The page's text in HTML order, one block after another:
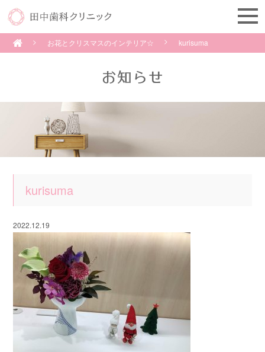
お花とクリスマスのインテリア☆ kurisuma
kurisuma
2022.12.19